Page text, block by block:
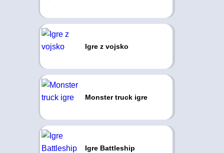
Igre z vojsko
Monster truck igre
Igre Battleship